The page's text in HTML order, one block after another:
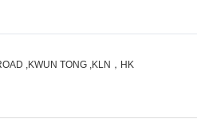
,KWUN TONG ,KLN，HK